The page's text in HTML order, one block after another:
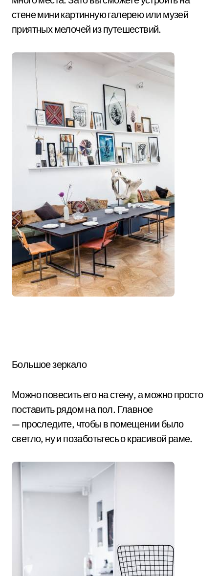
стене мини картинную галерею или музей
приятных мелочей из путешествий.
Большое зеркало
Можно повесить его на стену, а можно просто
поставить рядом на пол. Главное
— проследите, чтобы в помещении было
светло, ну и позаботьтесь о красивой раме.